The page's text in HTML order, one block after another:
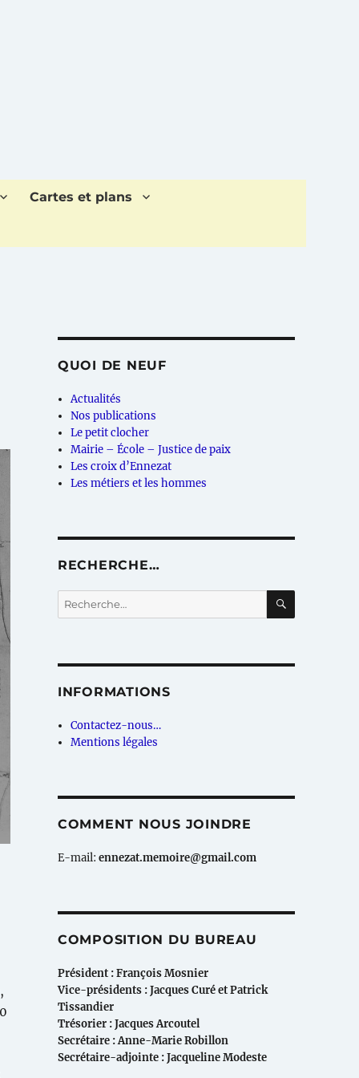
Cartes et plans
QUOI DE NEUF
Actualités
Nos publications
Le petit clocher
Mairie – École – Justice de paix
Les croix d’Ennezat
Les métiers et les hommes
RECHERCHE…
Recherche
pour :
INFORMATIONS
Contactez-nous…
Mentions légales
COMMENT NOUS JOINDRE
E-mail: ennezat.memoire@gmail.com
COMPOSITION DU BUREAU
Président : François Mosnier
Vice-présidents : Jacques Curé et Patrick
Tissandier
Trésorier : Jacques Arcoutel
Secrétaire : Anne-Marie Robillon
Secrétaire-adjointe : Jacqueline Modeste